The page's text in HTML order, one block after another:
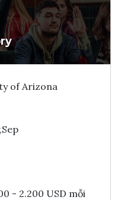
Tham vấn Interlink
of Arizona
- 2.200 USD mỗi